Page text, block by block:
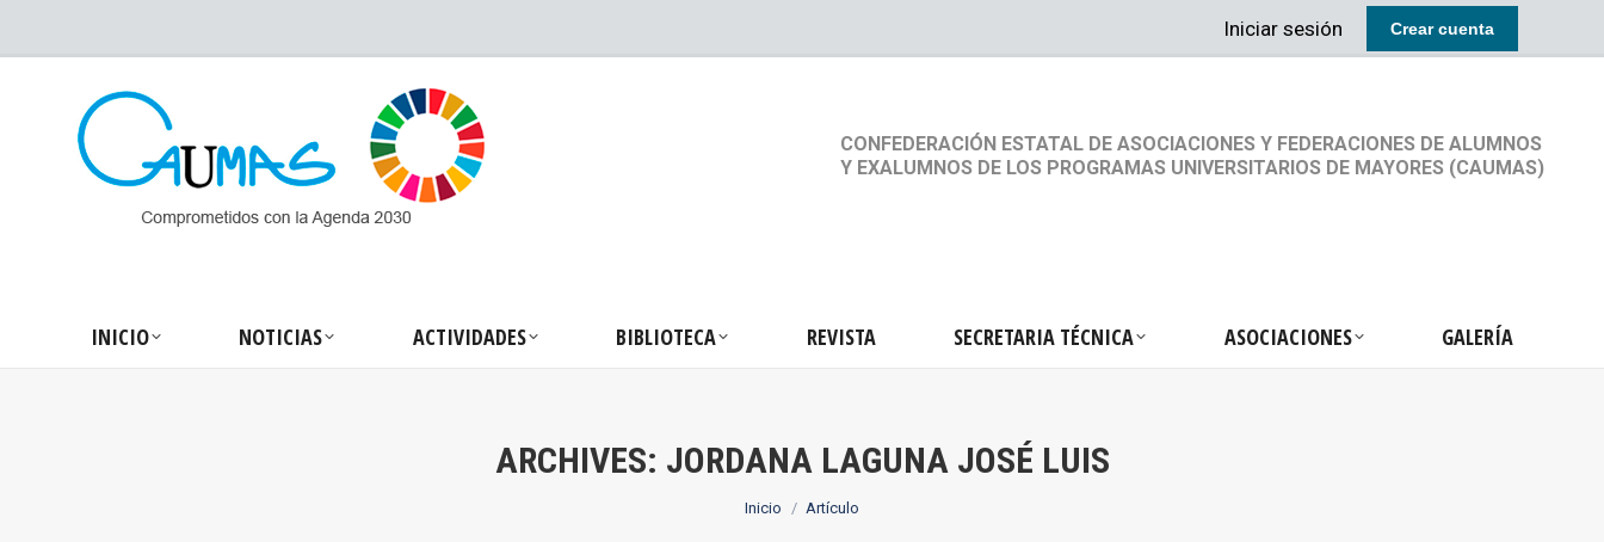
Iniciar sesión Crear cuenta
CONFEDERACIÓN ESTATAL DE ASOCIACIONES Y FEDERACIONES DE ALUMNOS
Y EXALUMNOS DE LOS PROGRAMAS UNIVERSITARIOS DE MAYORES (CAUMAS)
INICIO NOTICIAS ACTIVIDADES BIBLIOTECA REVISTA SECRETARIA TÉCNICA ASOCIACIONES GALERÍA
ARCHIVES: JORDANA LAGUNA JOSÉ LUIS
Estás aquí:
Inicio Artículo